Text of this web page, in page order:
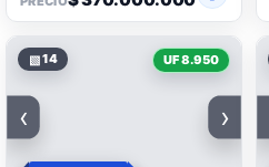
▧14 UF 8.950
‹ ›